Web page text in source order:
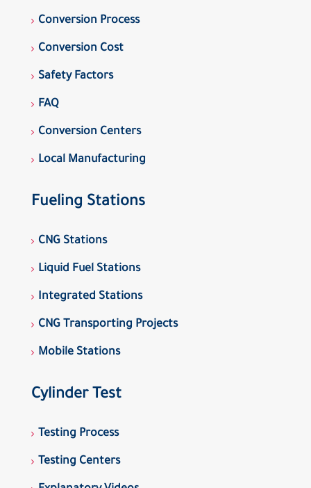
Conversion Process
Conversion Cost
Safety Factors
FAQ
Conversion Centers
Local Manufacturing
Fueling Stations
CNG Stations
Liquid Fuel Stations
Integrated Stations
CNG Transporting Projects
Mobile Stations
Cylinder Test
Testing Process
Testing Centers